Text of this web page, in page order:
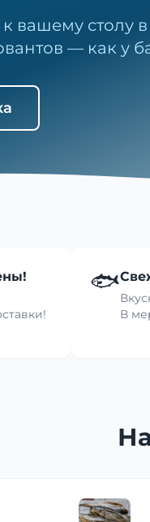
вашему столу
— как у
🐟
В